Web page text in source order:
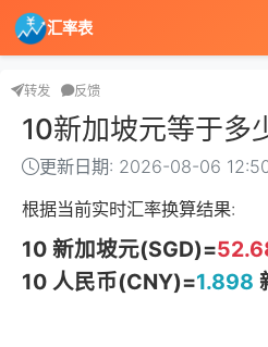
汇率表
转发 反馈
10新加坡元等于多
更新日期: 2026-08-06
根据当前实时汇率换算结果:
10 新加坡元(SGD)=
10 人民币(CNY)=1.898